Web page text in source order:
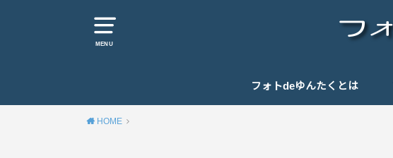
MENU
フォトdeゆんたくとは
HOME